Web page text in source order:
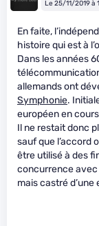
Le 25/11/2019 à
En faite,
histoire qui est à
Dans les années
allemands ont
Symphonie.
européen en
Il ne restait donc
sauf que l’accord
être utilisé à des
concurrence avec
mais castré